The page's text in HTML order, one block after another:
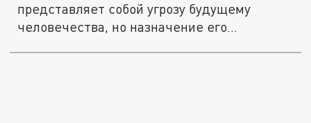
представляет собой угрозу будущему
человечества, но назначение его